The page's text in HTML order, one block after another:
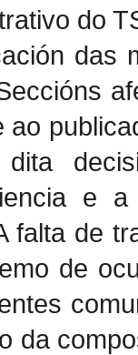
do
das
e
falta de
de
da